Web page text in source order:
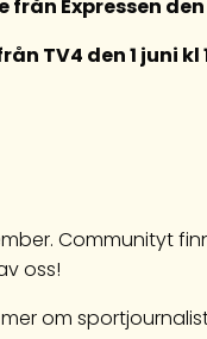
Expressen den
TV4 den 1 juni kl
Communityt
oss!
om